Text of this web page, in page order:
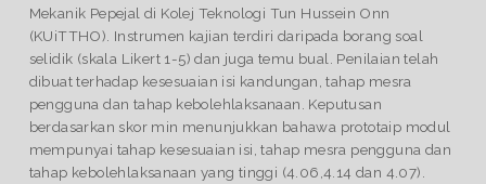
Mekanik Pepejal di Kolej Teknologi Tun Hussein Onn
(KUiTTHO). Instrumen kajian terdiri daripada borang soal
selidik (skala Likert 1-5) dan juga temu bual. Penilaian telah
dibuat terhadap kesesuaian isi kandungan, tahap mesra
pengguna dan tahap kebolehlaksanaan. Keputusan
berdasarkan skor min menunjukkan bahawa prototaip modul
mempunyai tahap kesesuaian isi, tahap mesra pengguna dan
tahap kebolehlaksanaan yang tinggi (4.06,4.14 dan 4.07).